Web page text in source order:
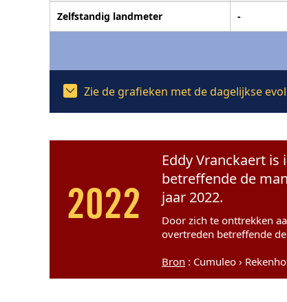
Zelfstandig landmeter -
Zie de grafieken met de dagelijkse
2022
Eddy Vranckaert
betreffende de
jaar 2022.
Door zich te onttrekken
overtreden betreffende
Bron : Cumuleo ›